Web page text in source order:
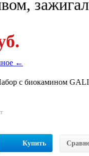
←
с биокамином
Купить